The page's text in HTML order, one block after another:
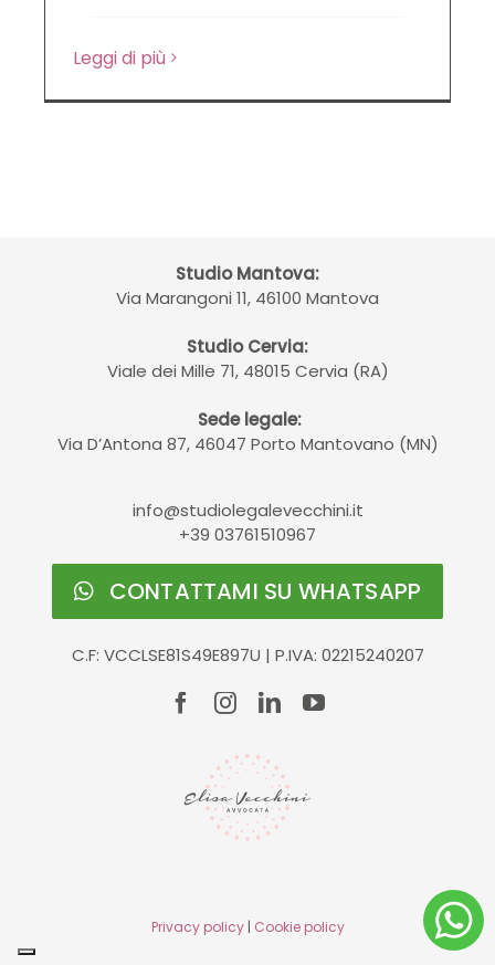
DIRITTO DEL LAVORO
Leggi di più
Studio Mantova:
Via Marangoni 11, 46100 Mantova
Studio Cervia:
Viale dei Mille 71, 48015 Cervia (RA)
Sede legale:
Via D’Antona 87, 46047 Porto Mantovano (MN)
info@studiolegalevecchini.it
+39 03761510967
CONTATTAMI SU WHATSAPP
C.F: VCCLSE81S49E897U | P.IVA: 02215240207
Privacy policy| Cookie policy